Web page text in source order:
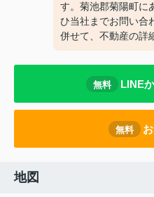
す。菊池郡菊陽町に
ひ当社までお問い合
併せて、不動産の詳
無料 LINE
無料
地図